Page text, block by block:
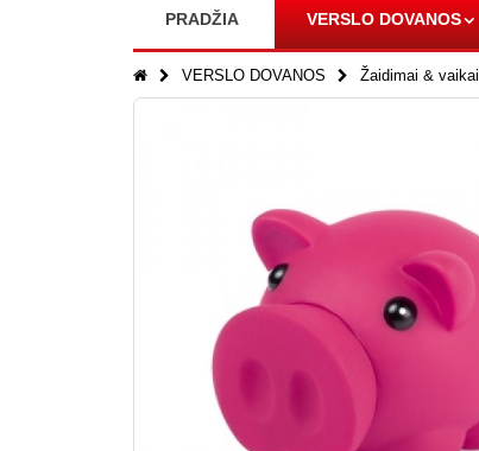
PRADŽIA VERSLO DOVANOS
VERSLO DOVANOS Žaidimai & vaikai